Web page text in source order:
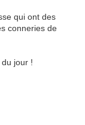
qui ont des
conneries de
jour !